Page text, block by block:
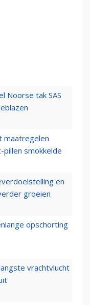
Noorse tak SAS
maatregelen
smokkelde
en
groeien
opschorting
vrachtvlucht